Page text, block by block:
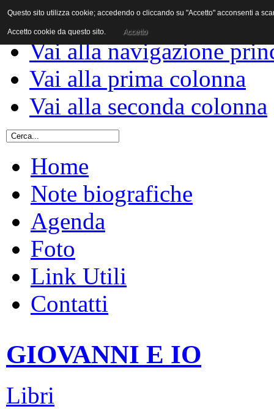
Vai al contenuto
Vai alla navigazione
Vai alla prima colonna
Vai alla seconda colonna
Home
Note biografiche
Agenda
Foto
Link Utili
Contatti
GIOVANNI E IO
Libri
Questo sito utilizza cookie; accedendo o cliccando su "Accetto" acconsenti a
Accetto cookie da questo sito. Accetto